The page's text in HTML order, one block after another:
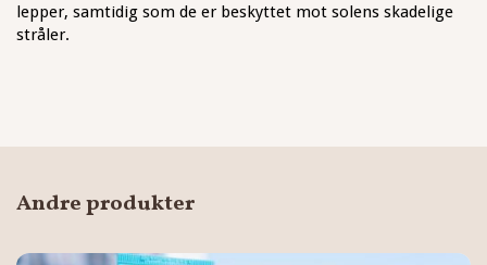
lepper, samtidig som de er beskyttet mot solens skadelige
stråler.
Andre produkter